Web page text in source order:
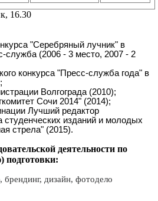
16.30
"Серебряный лучник" в
служба (2006 - 3 место, 2007 - 2
конкурса "Пресс-служба года" в
Волгограда (2010);
Сочи 2014" (2014);
Лучший редактор
студенческих изданий и молодых
стрела" (2015).
деятельности по
подготовки:
дизайн, фотодело